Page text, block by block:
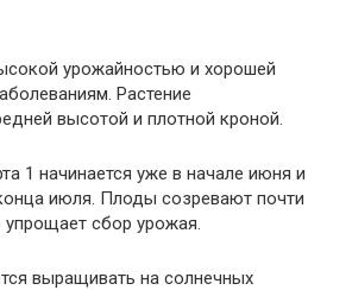
урожайностью и хорошей
Растение
высотой и плотной кроной.
1 начинается уже в начале июня и
июля. Плоды созревают почти
сбор урожая.
выращивать на солнечных